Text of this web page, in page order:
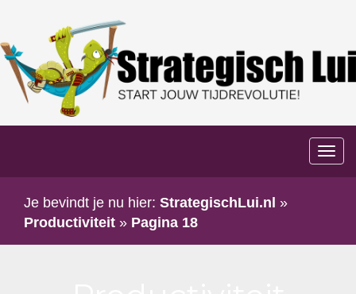
Je bevindt je nu hier: StrategischLui.nl »
Productiviteit » Pagina 18